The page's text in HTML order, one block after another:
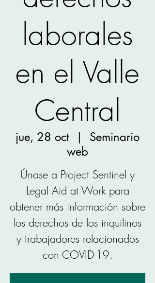
laborales
en el Valle
Central
jue, 28 oct
  |
Seminario
web
Únase a Project Sentinel y
Legal Aid at Work para
obtener más información sobre
los derechos de los inquilinos
y trabajadores relacionados
con COVID-19.